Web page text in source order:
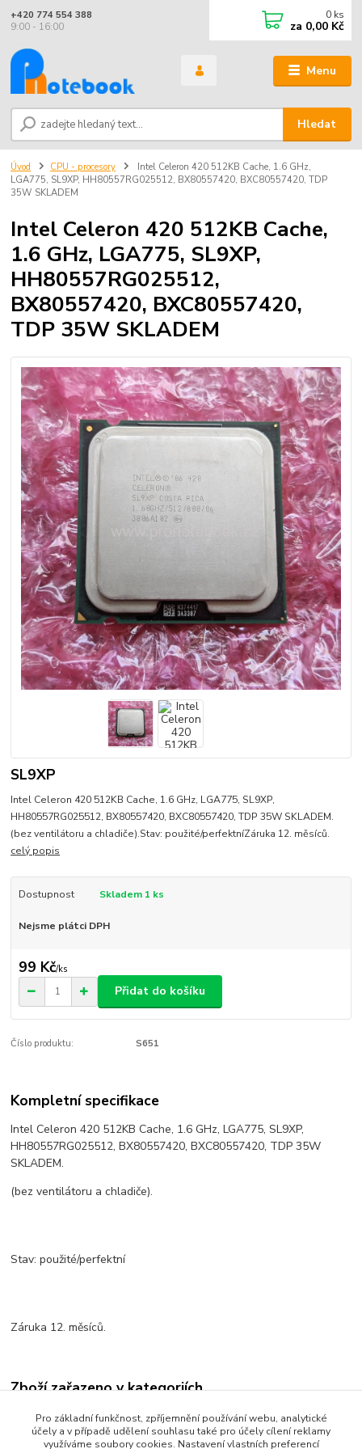
Menu
Hledat
+420 774 554 388
9:00 - 16:00
0 ks
za 0,00 Kč
Úvod CPU - procesory
Intel Celeron 420 512KB Cache, 1.6 GHz,
LGA775, SL9XP, HH80557RG025512, BX80557420, BXC80557420, TDP
35W SKLADEM
Intel Celeron 420 512KB Cache,
1.6 GHz, LGA775, SL9XP,
HH80557RG025512,
BX80557420, BXC80557420,
TDP 35W SKLADEM
SL9XP
Intel Celeron 420 512KB Cache, 1.6 GHz, LGA775, SL9XP,
HH80557RG025512, BX80557420, BXC80557420, TDP 35W SKLADEM.
(bez ventilátoru a chladiče).Stav: použité/perfektníZáruka 12. měsíců.
celý popis
Dostupnost Skladem 1 ks
Nejsme plátci DPH
99 Kč/ks
Přidat do košíku
Číslo produktu: S651
Kompletní specifikace
Intel Celeron 420 512KB Cache, 1.6 GHz, LGA775, SL9XP,
HH80557RG025512, BX80557420, BXC80557420, TDP 35W
SKLADEM.
(bez ventilátoru a chladiče).
Stav: použité/perfektní
Záruka 12. měsíců.
Zboží zařazeno v kategoriích
CPU - procesory
INTEL
Pro základní funkčnost, zpříjemnění používání webu, analytické
účely a v případě udělení souhlasu také pro účely cílení reklamy
využíváme soubory cookies. Nastavení vlastních preferencí